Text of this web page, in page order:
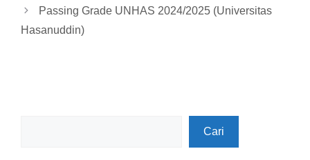
Passing Grade UNHAS 2024/2025 (Universitas
Hasanuddin)
Cari